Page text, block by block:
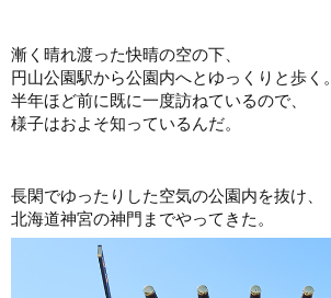
漸く晴れ渡った快晴の空の下、
円山公園駅から公園内へとゆっくりと歩く。
半年ほど前に既に一度訪ねているので、
様子はおよそ知っているんだ。
長閑でゆったりした空気の公園内を抜け、
北海道神宮の神門までやってきた。